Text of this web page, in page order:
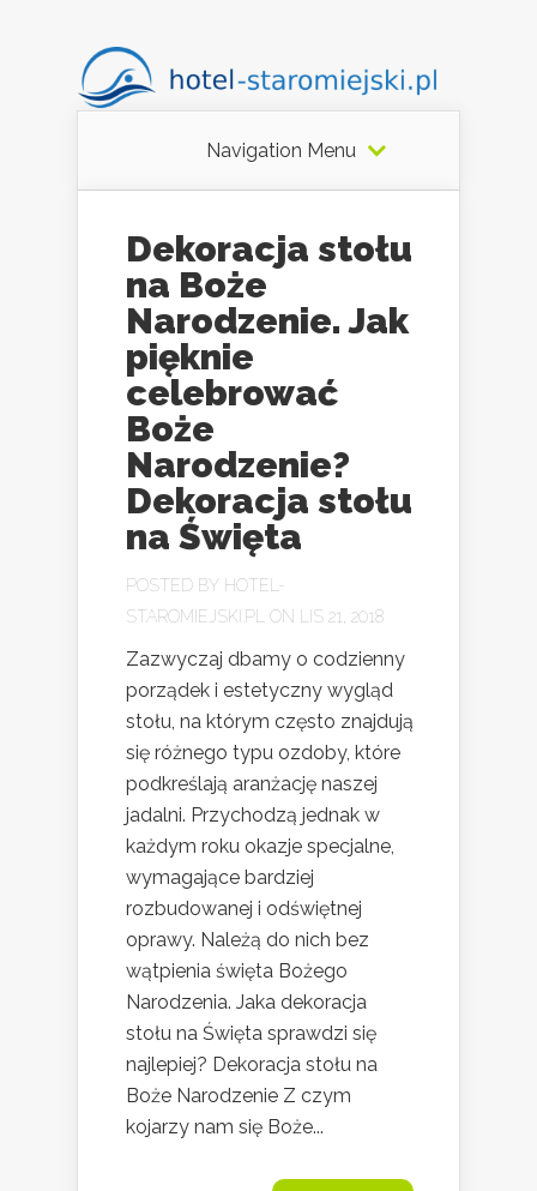
Navigation Menu
Dekoracja stołu
na Boże
Narodzenie. Jak
pięknie
celebrować
Boże
Narodzenie?
Dekoracja stołu
na Święta
POSTED BY HOTEL-
STAROMIEJSKI.PL
ON LIS 21, 2018
Zazwyczaj dbamy o codzienny
porządek i estetyczny wygląd
stołu, na którym często znajdują
się różnego typu ozdoby, które
podkreślają aranżację naszej
jadalni. Przychodzą jednak w
każdym roku okazje specjalne,
wymagające bardziej
rozbudowanej i odświętnej
oprawy. Należą do nich bez
wątpienia święta Bożego
Narodzenia. Jaka dekoracja
stołu na Święta sprawdzi się
najlepiej? Dekoracja stołu na
Boże Narodzenie Z czym
kojarzy nam się Boże...